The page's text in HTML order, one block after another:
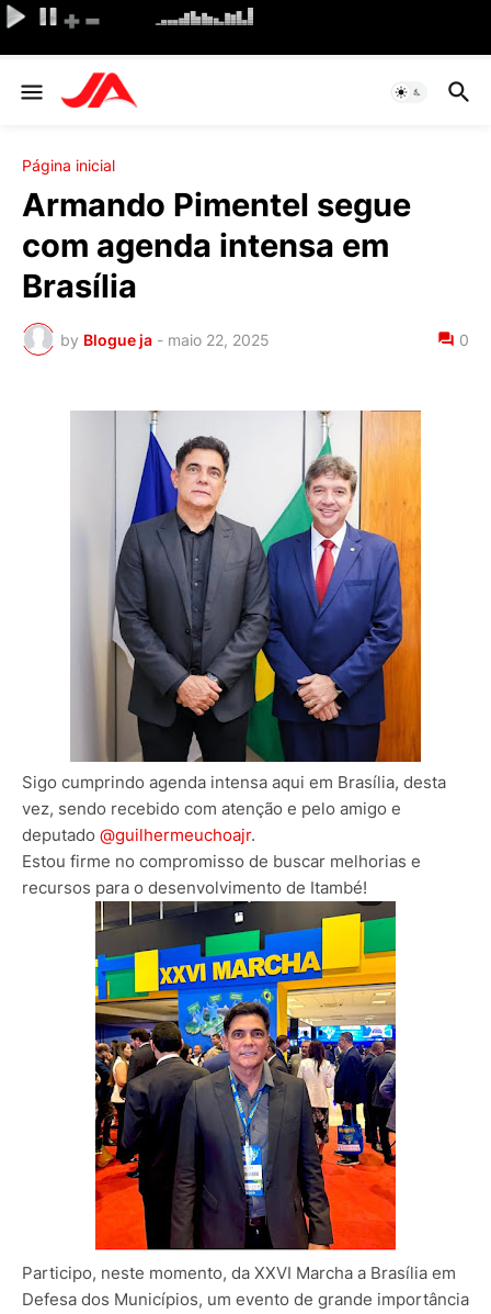
Página inicial
Armando Pimentel segue
com agenda intensa em
Brasília
by Blogue ja - maio 22, 2025 0
Sigo cumprindo agenda intensa aqui em Brasília, desta
vez, sendo recebido com atenção e pelo amigo e
deputado @guilhermeuchoajr.
Estou firme no compromisso de buscar melhorias e
recursos para o desenvolvimento de Itambé!
Participo, neste momento, da XXVI Marcha a Brasília em
Defesa dos Municípios, um evento de grande importância